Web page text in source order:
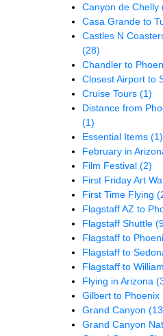
Canyon de Chelly
Casa Grande to
Castles N
(28)
Chandler to
Closest Airport to
Cruise Tours (1)
Distance from
(1)
Essential Items (1)
February in
Film Festival (2)
First Friday Art
First Time Flying
Flagstaff AZ to
Flagstaff Shuttle
Flagstaff to
Flagstaff to
Flagstaff to
Flying in Arizona
Gilbert to Phoenix
Grand Canyon
Grand Canyon